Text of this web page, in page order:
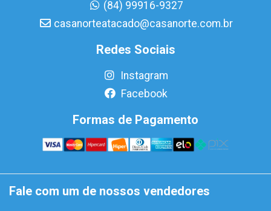
(84) 99916-9327
casanorteatacado@casanorte.com.br
Redes Sociais
Instagram
Facebook
Formas de Pagamento
Fale com um de nossos vendedores